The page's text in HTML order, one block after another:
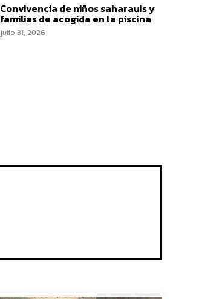
Convivencia de niños saharauis y
familias de acogida en la piscina
julio 31, 2026